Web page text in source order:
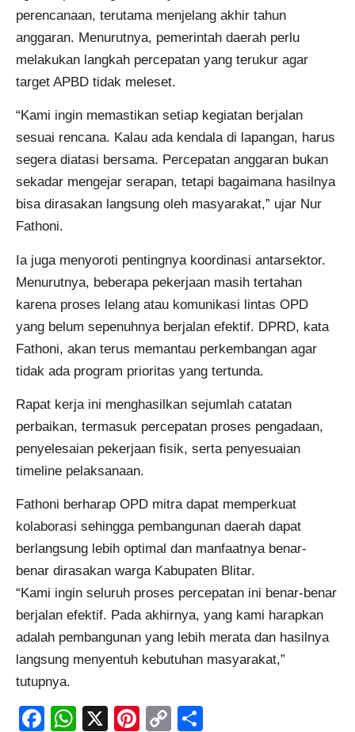
perencanaan, terutama menjelang akhir tahun
anggaran. Menurutnya, pemerintah daerah perlu
melakukan langkah percepatan yang terukur agar
target APBD tidak meleset.
“Kami ingin memastikan setiap kegiatan berjalan
sesuai rencana. Kalau ada kendala di lapangan, harus
segera diatasi bersama. Percepatan anggaran bukan
sekadar mengejar serapan, tetapi bagaimana hasilnya
bisa dirasakan langsung oleh masyarakat,” ujar Nur
Fathoni.
Ia juga menyoroti pentingnya koordinasi antarsektor.
Menurutnya, beberapa pekerjaan masih tertahan
karena proses lelang atau komunikasi lintas OPD
yang belum sepenuhnya berjalan efektif. DPRD, kata
Fathoni, akan terus memantau perkembangan agar
tidak ada program prioritas yang tertunda.
Rapat kerja ini menghasilkan sejumlah catatan
perbaikan, termasuk percepatan proses pengadaan,
penyelesaian pekerjaan fisik, serta penyesuaian
timeline pelaksanaan.
Fathoni berharap OPD mitra dapat memperkuat
kolaborasi sehingga pembangunan daerah dapat
berlangsung lebih optimal dan manfaatnya benar-
benar dirasakan warga Kabupaten Blitar.
“Kami ingin seluruh proses percepatan ini benar-benar
berjalan efektif. Pada akhirnya, yang kami harapkan
adalah pembangunan yang lebih merata dan hasilnya
langsung menyentuh kebutuhan masyarakat,”
tutupnya.
Facebook
WhatsApp
X Pinterest
Copy